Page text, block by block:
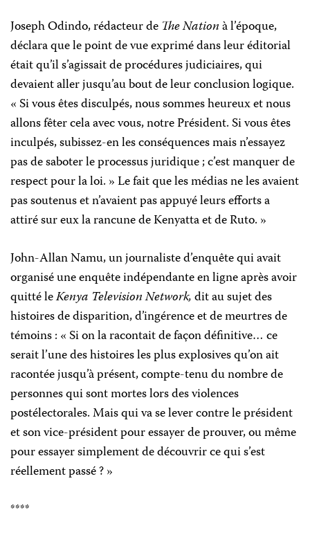
Joseph Odindo, rédacteur de The Nationà l’époque,
déclara que le point de vue exprimé dans leur éditorial
était qu’il s’agissait de procédures judiciaires, qui
devaient aller jusqu’au bout de leur conclusion logique.
« Si vous êtes disculpés, nous sommes heureux et nous
allons fêter cela avec vous, notre Président. Si vous êtes
inculpés, subissez-en les conséquences mais n’essayez
pas de saboter le processus juridique ; c’est manquer de
respect pour la loi. » Le fait que les médias ne les avaient
pas soutenus et n’avaient pas appuyé leurs efforts a
attiré sur eux la rancune de Kenyatta et de Ruto. »
John-Allan Namu, un journaliste d’enquête qui avait
organisé une enquête indépendante en ligne après avoir
quitté leKenya Television Network,dit au sujet des
histoires de disparition, d’ingérence et de meurtres de
témoins : « Si on la racontait de façon définitive… ce
serait l’une des histoires les plus explosives qu’on ait
racontée jusqu’à présent, compte-tenu du nombre de
personnes qui sont mortes lors des violences
postélectorales. Mais qui va se lever contre le président
et son vice-président pour essayer de prouver, ou même
pour essayer simplement de découvrir ce qui s’est
réellement passé ? »
****